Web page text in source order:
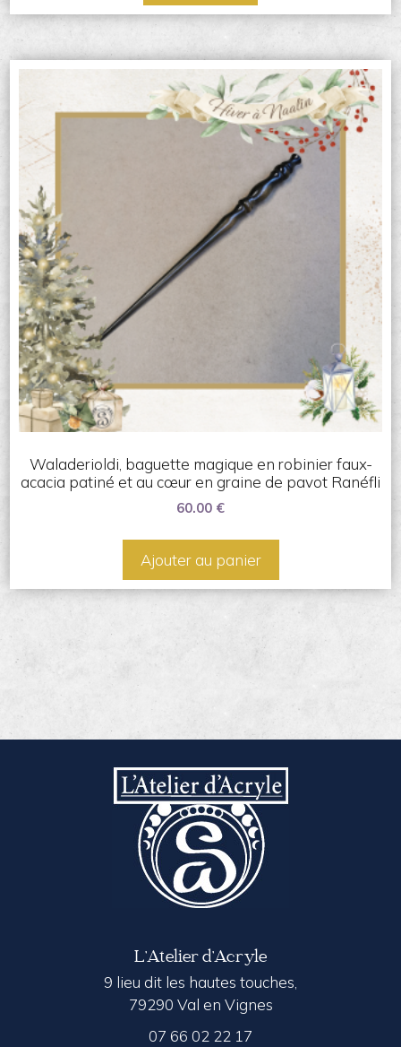
Waladerioldi, baguette magique en robinier faux-
acacia patiné et au cœur en graine de pavot Ranéfli
60.00 €
Ajouter au panier
L’Atelier d’Acryle
9 lieu dit les hautes touches,
79290 Val en Vignes
07 66 02 22 17